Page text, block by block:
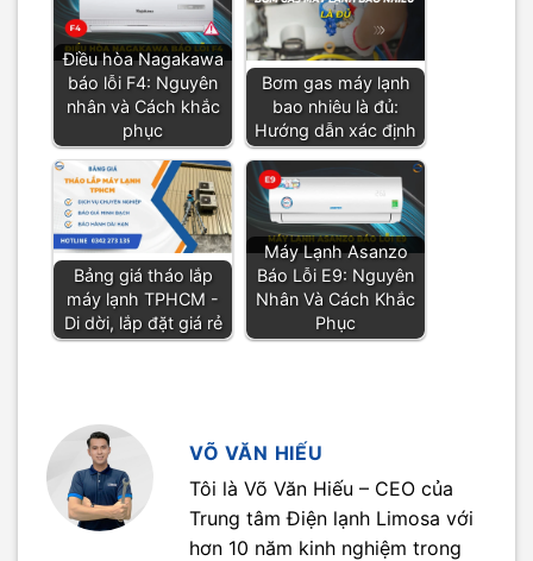
Điều hòa Nagakawa
báo lỗi F4: Nguyên
nhân và Cách khắc
phục
Bơm gas máy lạnh
bao nhiêu là đủ:
Hướng dẫn xác định
Bảng giá tháo lắp
máy lạnh TPHCM -
Di dời, lắp đặt giá rẻ
Máy Lạnh Asanzo
Báo Lỗi E9: Nguyên
Nhân Và Cách Khắc
Phục
VÕ VĂN HIẾU
Tôi là Võ Văn Hiếu – CEO của
Trung tâm Điện lạnh Limosa với
hơn 10 năm kinh nghiệm trong